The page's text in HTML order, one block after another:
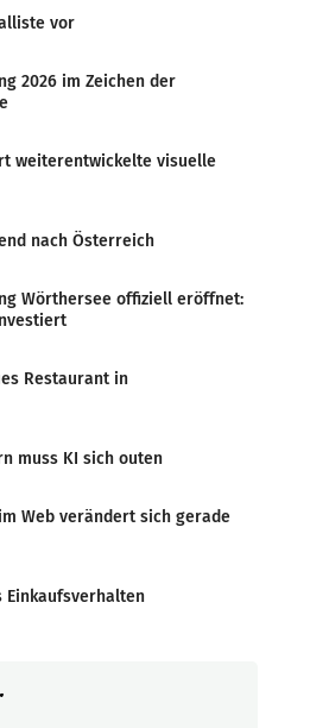
vor
2026 im Zeichen der
weiterentwickelte visuelle
nach Österreich
Wörthersee offiziell eröffnet:
Restaurant in
muss KI sich outen
Web verändert sich gerade
Einkaufsverhalten